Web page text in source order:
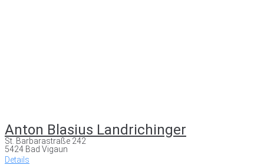
Anton Blasius Landrichinger
St. Barbarastraße 242
5424 Bad Vigaun
Details